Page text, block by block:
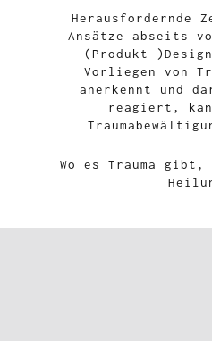
Herausfordernde
Ansätze abseits
(Produkt-
Vorliegen von
anerkennt und
reagiert,
Wo es Trauma